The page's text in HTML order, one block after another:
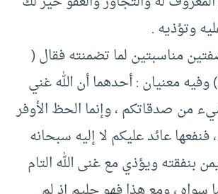
وتؤذيه .
مناسبتين لما تضمنته فقال (
وفيه معنيان : أحدهما أن الله غني
من صدقاتكم ، وإنما الحظ الأوفر
عائد عليكم لا إليه سبحانه
بنفقته ويؤذي مع غنى الله التام